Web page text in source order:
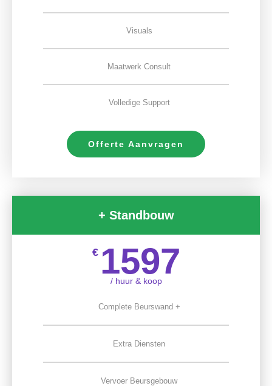
Visuals
Maatwerk Consult
Volledige Support
Offerte Aanvragen
+ Standbouw
€ 1597
/ huur & koop
Complete Beurswand +
Extra Diensten
Vervoer Beursgebouw